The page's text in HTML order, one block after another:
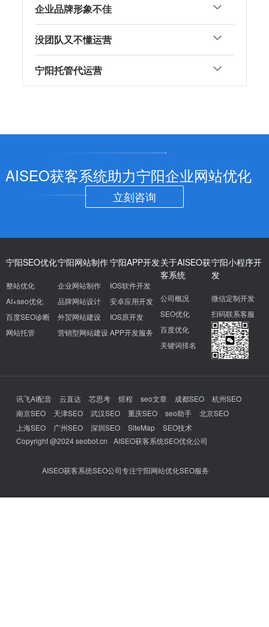
企业品牌形象不佳
没团队又不懂运营
宁阳托管代运营
AISEO获客系统助力宁阳企业网站优化
立刻咨询
宁阳SEO优化
整站优化
AI+seo优化
百度SEO诊断
网站托管
宁阳网站制作
企业网站制作
品牌网站设计
外贸网站建设
营销型网站建设
宁阳APP开发
IOS软件开发
安卓应用开发
IOS原开发
APP开发服务
关于AISEO获
客系统
公司概况
SEO优化
百度优化
关键词排名
宁阳小程序开
发
微信定制开发
扫码联系客服
讯飞AI配音 云直达 芯思考 煜程 seo文章 成都SEO
杭州SEO
南京SEO
天津SEO 武汉SEO 重庆SEO seo助手
北京SEO
上海SEO
广州SEO 深圳SEO SiteMap
SEO技术
Copyright @2024 seobot.cn
AISEO获客系统SEO优化公司
AISEO获客系统SEO公司专注宁阳网站优化SEO服务